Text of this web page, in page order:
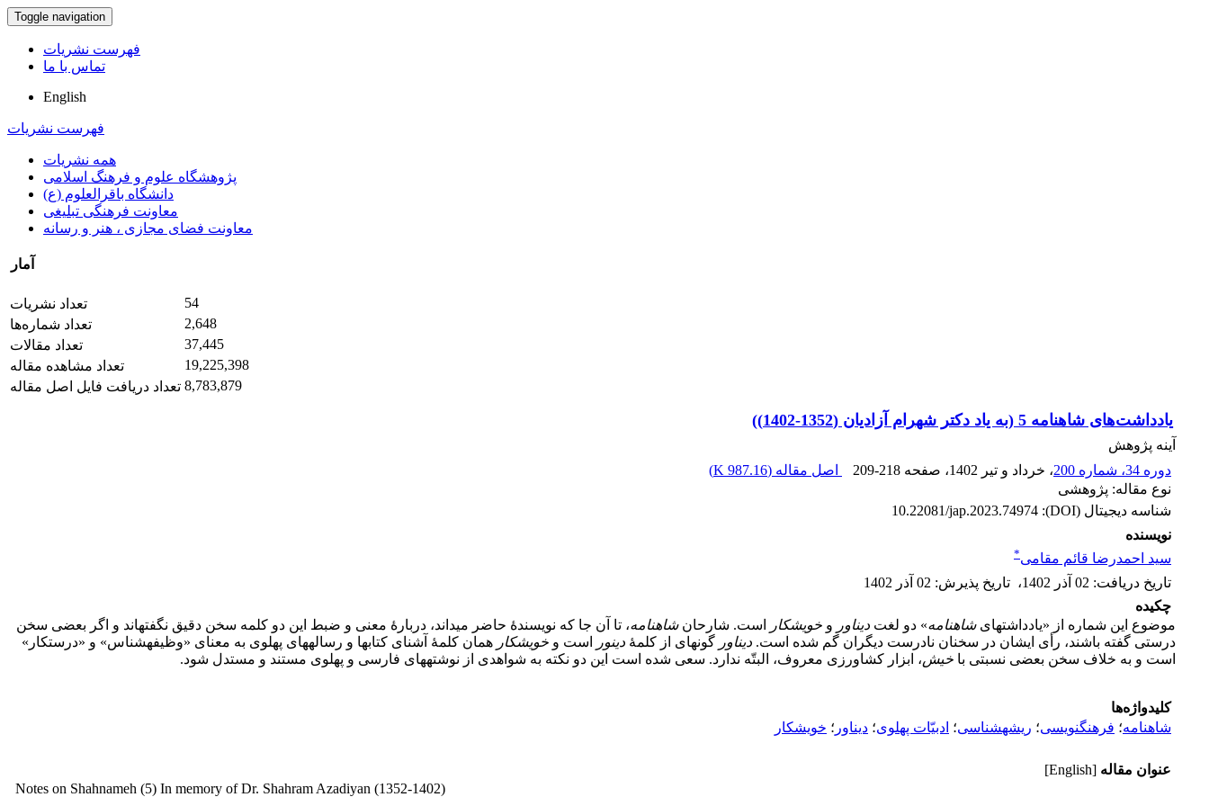
Toggle navigation
فهرست نشریات
تماس با ما
English
فهرست نشریات
همه نشریات
پژوهشگاه علوم و فرهنگ اسلامی
دانشگاه باقرالعلوم (ع)
معاونت فرهنگی تبلیغی
معاونت فضای مجازی ، هنر و رسانه
آمار
تعداد نشریات
54
تعداد شماره‌ها
2,648
تعداد مقالات
37,445
تعداد مشاهده مقاله
19,225,398
تعداد دریافت فایل اصل مقاله 8,783,879
یادداشت‌های شاهنامه 5 (به یاد دکتر شهرام آزادیان (1352-1402))
آینه پژوهش
دوره 34، شماره 200
، خرداد و تیر 1402 ، صفحه 209-218 اصل مقاله (987.16 K
)
نوع مقاله: پژوهشی
شناسه دیجیتال (DOI):
10.22081/jap.2023.74974
نویسنده
سید احمدرضا قائم مقامی*
تاریخ دریافت: 02 آذر 1402 ، تاریخ پذیرش: 02 آذر 1402
چکیده
موضوع این شماره از «یادداشت­هایشاهنامه» دو لغت دیناور و خویشکار است. شارحانشاهنامه، تا آن جا که نویسندۀ حاضر می­داند، دربارۀ معنی و ضبط این دو کلمه سخن دقیق نگفته­اند و اگر بعضی سخن
درستی گفته باشند، رأی ایشان در سخنان نادرست دیگران گم شده است. دیناور گونه­ای از کلمۀ دینور است و خویشکار همان کلمۀ آشنای کتاب­ها و رساله­های پهلوی به معنای «وظیفه­شناس» و «درستکار»
است و به خلاف سخن بعضی نسبتی با خیش، ابزار کشاورزی معروف، البتّه ندارد. سعی شده است این دو نکته به شواهدی از نوشته­های فارسی و پهلوی مستند و مستدل شود.
کلیدواژه‌ها
شاهنامه؛ فرهنگ­نویسی؛ ریشه­شناسی؛ ادبیّات پهلوی؛ دیناور ؛ خویشکار
عنوان مقاله [English]
Notes on Shahnameh (5) In memory of Dr. Shahram Azadiyan (1352-1402)